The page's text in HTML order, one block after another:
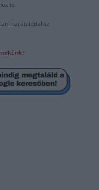
is.
barátaiddal az
nekünk!